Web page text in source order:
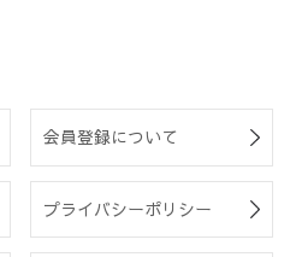
会員登録について
プライバシーポリシー